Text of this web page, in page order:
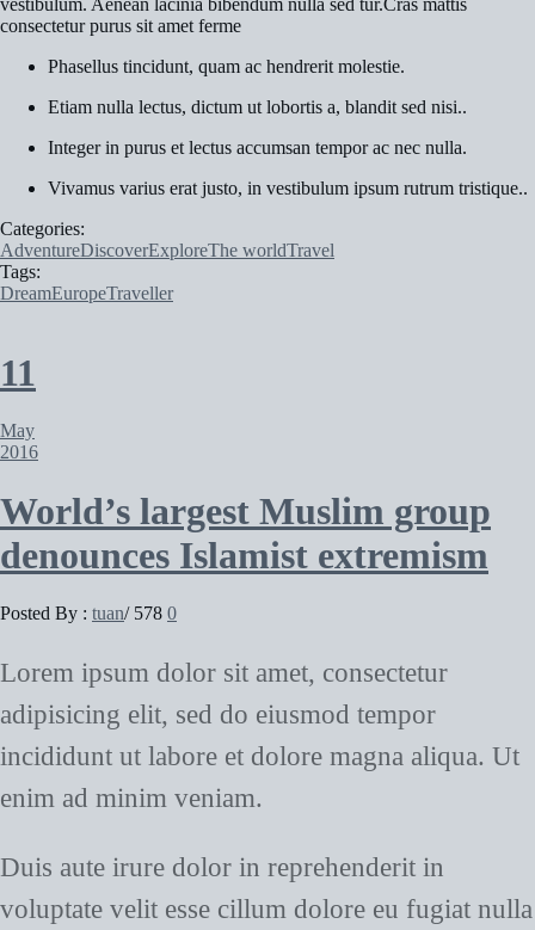
consectetur purus sit amet ferme
Phasellus tincidunt, quam ac hendrerit molestie.
Etiam nulla lectus, dictum ut lobortis a, blandit sed nisi..
Integer in purus et lectus accumsan tempor ac nec nulla.
Vivamus varius erat justo, in vestibulum ipsum rutrum tristique..
Categories:
AdventureDiscoverExploreThe worldTravel
Tags:
DreamEuropeTraveller
11
May
2016
World’s largest Muslim group
denounces Islamist extremism
Posted By : tuan/ 578 0
Lorem ipsum dolor sit amet, consectetur
adipisicing elit, sed do eiusmod tempor
incididunt ut labore et dolore magna aliqua. Ut
enim ad minim veniam.
Duis aute irure dolor in reprehenderit in
voluptate velit esse cillum dolore eu fugiat nulla